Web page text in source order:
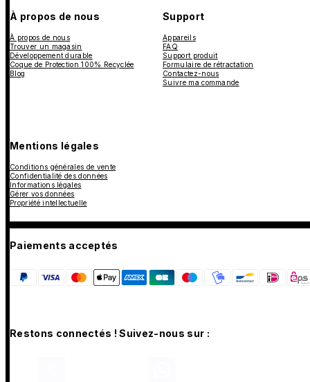
À propos de nous
À propos de nous
Trouver un magasin
Développement durable
Coque de Protection 100% Recyclée
Blog
Support
Appareils
FAQ
Support produit
Formulaire de rétractation
Contactez-nous
Suivre ma commande
Mentions légales
Conditions générales de vente
Confidentialité des données
Informations légales
Gérer vos données
Propriété intellectuelle
Paiements acceptés
Restons connectés ! Suivez-nous sur :